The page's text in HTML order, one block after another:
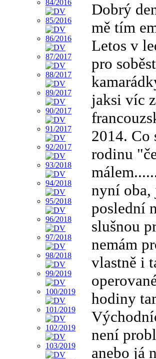
Dobrý
mě tím
Letos v
pro
jaksi víc
2014. Co
rodinu
nyní oba,
poslední
slušnou
nemám
vlastně i
hodiny
není
anebo já